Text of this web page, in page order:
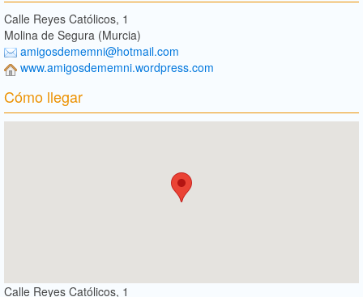
Calle Reyes Católicos, 1
Molina de Segura (Murcia)
amigosdememni@hotmail.com
www.amigosdememni.wordpress.com
Cómo llegar
Calle Reyes Católicos, 1